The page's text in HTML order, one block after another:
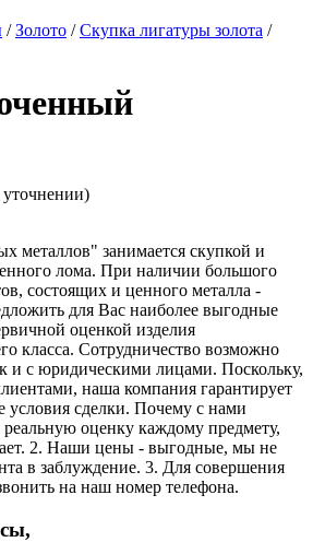
/ Золото / Скупка лигатуры золота /
уточнении)
металлов" занимается скупкой и
лома. При наличии большого
состоящих и ценного металла -
для Вас наиболее выгодные
оценкой изделия
класса. Сотрудничество возможно
и с юридическими лицами. Поскольку,
наша компания гарантирует
условия сделки. Почему с нами
оценку каждому предмету,
2. Наши цены - выгодные, мы не
в заблуждение. 3. Для совершения
на наш номер телефона.